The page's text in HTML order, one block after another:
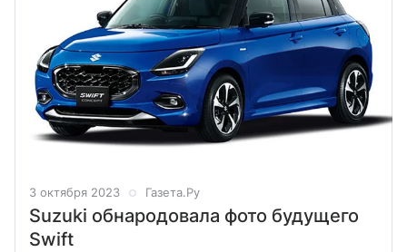
3 октября 2023 Газета.Ру
Suzuki обнародовала фото будущего
Swift